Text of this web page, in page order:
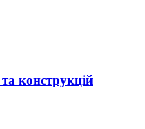
конструкцій